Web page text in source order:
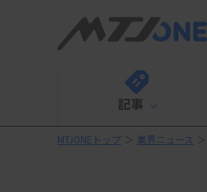
記事
MTJONEトップ ＞ 業界ニュース ＞